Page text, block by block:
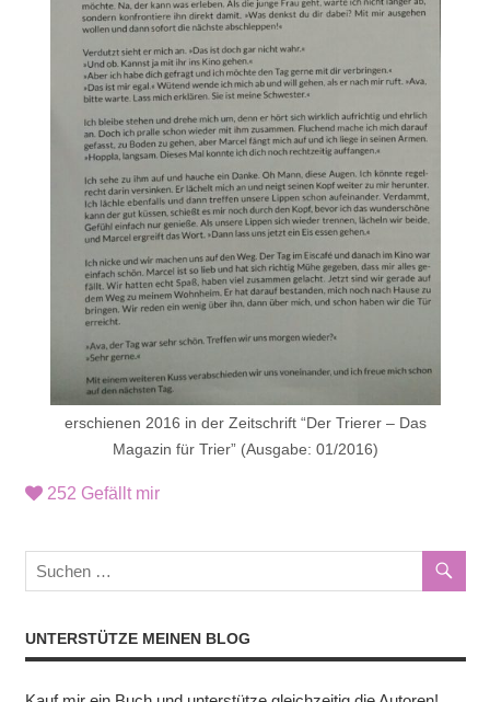
erschienen 2016 in der Zeitschrift “Der Trierer – Das
Magazin für Trier” (Ausgabe: 01/2016)
252 Gefällt mir
UNTERSTÜTZE MEINEN BLOG